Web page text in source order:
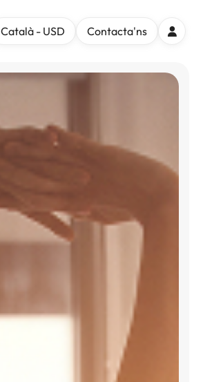
Català - USD Contacta'ns